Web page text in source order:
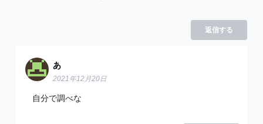
返信する
あ
2021年12月20日
自分で調べな